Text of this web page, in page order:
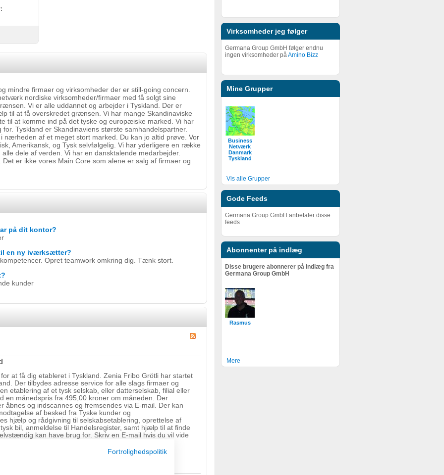
Virksomheder jeg følger
Germana Group GmbH følger endnu
ingen virksomheder påAmino Bizz
Mine Grupper
Business
Netværk
Danmark
Tyskland
Vis alle Grupper
Gode Feeds
Germana Group GmbH anbefaler disse
feeds
Abonnenter på indlæg
Disse brugere abonnerer på indlæg fra
Germana Group GmbH
Rasmus
Mere
mindre firmaer og virksomheder der er still-going concern.
nordiske virksomheder/firmaer med få solgt sine
Vi er alle uddannet og arbejder i Tyskland. Der er
til at få overskredet grænsen. Vi har mange Skandinaviske
til at komme ind på det tyske og europæiske marked. Vi har
Tyskland er Skandinaviens største samhandelspartner.
nærheden af et meget stort marked. Du kan jo altid prøve. Vor
Amerikansk, og Tysk selvfølgelig. Vi har yderligere en række
dele af verden. Vi har en dansktalende medarbejder.
er ikke vores Main Core som alene er salg af firmaer og
på dit kontor?
en ny iværksætter?
Opret teamwork omkring dig. Tænk stort.
kunder
at få dig etableret i Tyskland. Zenia Fribo Grötli har startet
Der tilbydes adresse service for alle slags firmaer og
etablering af et tysk selskab, eller datterselskab, filial eller
en månedspris fra 495,00 kroner om måneden. Der
åbnes og indscannes og fremsendes via E-mail. Der kan
af besked fra Tyske kunder og
hjælp og rådgivning til selskabsetablering, oprettelse af
bil, anmeldelse til Handelsregister, samt hjælp til at finde
kan have brug for. Skriv en E-mail hvis du vil vide
Fortrolighedspolitik